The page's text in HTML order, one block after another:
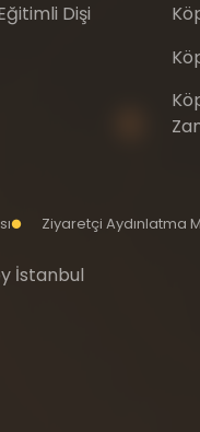
Dişi
Ziyaretçi Aydınlatma
İstanbul